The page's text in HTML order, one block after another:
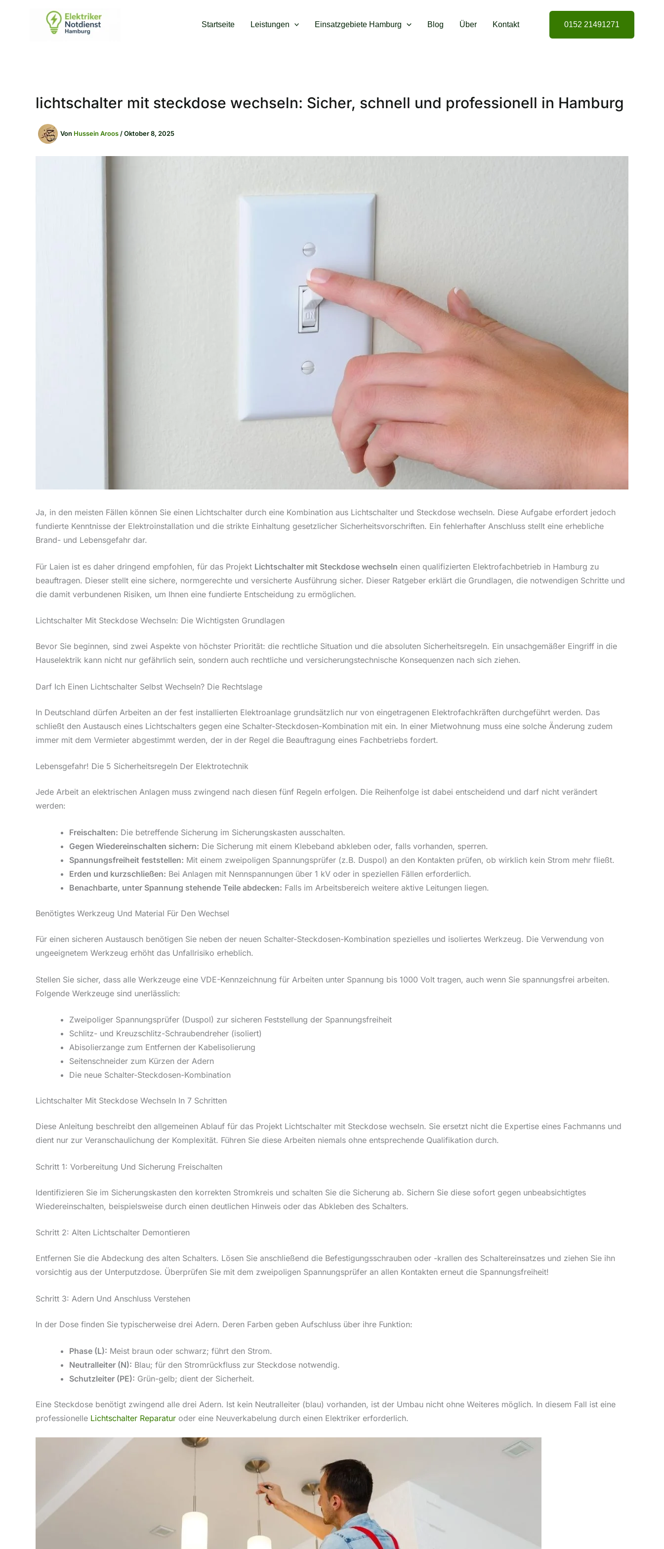
Startseite Leistungen Einsatzgebiete Hamburg Blog Über Kontakt 0152 21491271
lichtschalter mit steckdose wechseln: Sicher, schnell und professionell in Hamburg
Von Hussein Aroos /Oktober 8, 2025
Ja, in den meisten Fällen können Sie einen Lichtschalter durch eine Kombination aus Lichtschalter und Steckdose wechseln. Diese Aufgabe erfordert jedoch
fundierte Kenntnisse der Elektroinstallation und die strikte Einhaltung gesetzlicher Sicherheitsvorschriften. Ein fehlerhafter Anschluss stellt eine erhebliche
Brand- und Lebensgefahr dar.
Für Laien ist es daher dringend empfohlen, für das Projekt Lichtschalter mit Steckdose wechseln einen qualifizierten Elektrofachbetrieb in Hamburg zu
beauftragen. Dieser stellt eine sichere, normgerechte und versicherte Ausführung sicher. Dieser Ratgeber erklärt die Grundlagen, die notwendigen Schritte und
die damit verbundenen Risiken, um Ihnen eine fundierte Entscheidung zu ermöglichen.
Lichtschalter Mit Steckdose Wechseln: Die Wichtigsten Grundlagen
Bevor Sie beginnen, sind zwei Aspekte von höchster Priorität: die rechtliche Situation und die absoluten Sicherheitsregeln. Ein unsachgemäßer Eingriff in die
Hauselektrik kann nicht nur gefährlich sein, sondern auch rechtliche und versicherungstechnische Konsequenzen nach sich ziehen.
Darf Ich Einen Lichtschalter Selbst Wechseln? Die Rechtslage
In Deutschland dürfen Arbeiten an der fest installierten Elektroanlage grundsätzlich nur von eingetragenen Elektrofachkräften durchgeführt werden. Das
schließt den Austausch eines Lichtschalters gegen eine Schalter-Steckdosen-Kombination mit ein. In einer Mietwohnung muss eine solche Änderung zudem
immer mit dem Vermieter abgestimmt werden, der in der Regel die Beauftragung eines Fachbetriebs fordert.
Lebensgefahr! Die 5 Sicherheitsregeln Der Elektrotechnik
Jede Arbeit an elektrischen Anlagen muss zwingend nach diesen fünf Regeln erfolgen. Die Reihenfolge ist dabei entscheidend und darf nicht verändert
werden:
Freischalten: Die betreffende Sicherung im Sicherungskasten ausschalten.
Gegen Wiedereinschalten sichern: Die Sicherung mit einem Klebeband abkleben oder, falls vorhanden, sperren.
Spannungsfreiheit feststellen: Mit einem zweipoligen Spannungsprüfer (z.B. Duspol) an den Kontakten prüfen, ob wirklich kein Strom mehr fließt.
Erden und kurzschließen: Bei Anlagen mit Nennspannungen über 1 kV oder in speziellen Fällen erforderlich.
Benachbarte, unter Spannung stehende Teile abdecken: Falls im Arbeitsbereich weitere aktive Leitungen liegen.
Benötigtes Werkzeug Und Material Für Den Wechsel
Für einen sicheren Austausch benötigen Sie neben der neuen Schalter-Steckdosen-Kombination spezielles und isoliertes Werkzeug. Die Verwendung von
ungeeignetem Werkzeug erhöht das Unfallrisiko erheblich.
Stellen Sie sicher, dass alle Werkzeuge eine VDE-Kennzeichnung für Arbeiten unter Spannung bis 1000 Volt tragen, auch wenn Sie spannungsfrei arbeiten.
Folgende Werkzeuge sind unerlässlich:
Zweipoliger Spannungsprüfer (Duspol) zur sicheren Feststellung der Spannungsfreiheit
Schlitz- und Kreuzschlitz-Schraubendreher (isoliert)
Abisolierzange zum Entfernen der Kabelisolierung
Seitenschneider zum Kürzen der Adern
Die neue Schalter-Steckdosen-Kombination
Lichtschalter Mit Steckdose Wechseln In 7 Schritten
Diese Anleitung beschreibt den allgemeinen Ablauf für das Projekt Lichtschalter mit Steckdose wechseln. Sie ersetzt nicht die Expertise eines Fachmanns und
dient nur zur Veranschaulichung der Komplexität. Führen Sie diese Arbeiten niemals ohne entsprechende Qualifikation durch.
Schritt 1: Vorbereitung Und Sicherung Freischalten
Identifizieren Sie im Sicherungskasten den korrekten Stromkreis und schalten Sie die Sicherung ab. Sichern Sie diese sofort gegen unbeabsichtigtes
Wiedereinschalten, beispielsweise durch einen deutlichen Hinweis oder das Abkleben des Schalters.
Schritt 2: Alten Lichtschalter Demontieren
Entfernen Sie die Abdeckung des alten Schalters. Lösen Sie anschließend die Befestigungsschrauben oder -krallen des Schaltereinsatzes und ziehen Sie ihn
vorsichtig aus der Unterputzdose. Überprüfen Sie mit dem zweipoligen Spannungsprüfer an allen Kontakten erneut die Spannungsfreiheit!
Schritt 3: Adern Und Anschluss Verstehen
In der Dose finden Sie typischerweise drei Adern. Deren Farben geben Aufschluss über ihre Funktion:
Phase (L): Meist braun oder schwarz; führt den Strom.
Neutralleiter (N): Blau; für den Stromrückfluss zur Steckdose notwendig.
Schutzleiter (PE): Grün-gelb; dient der Sicherheit.
Eine Steckdose benötigt zwingend alle drei Adern. Ist kein Neutralleiter (blau) vorhanden, ist der Umbau nicht ohne Weiteres möglich. In diesem Fall ist eine
professionelle Lichtschalter Reparatur oder eine Neuverkabelung durch einen Elektriker erforderlich.